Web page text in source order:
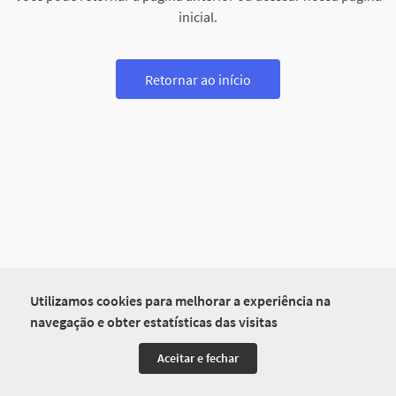
Utilizamos cookies para melhorar a experiência na
navegação e obter estatísticas das visitas
Aceitar e fechar
inicial.
Retornar ao início